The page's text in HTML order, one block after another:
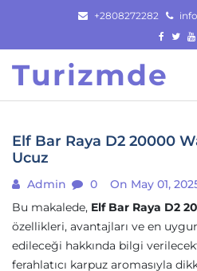
content
+2808272282
Turizmde
Elf Bar Raya D2 20000
Ucuz
Admin 0
On May 01,
Bu makalede, Elf Bar Raya D2
özellikleri, avantajları ve en
edileceği hakkında bilgi
ferahlatıcı karpuz aromasıyla